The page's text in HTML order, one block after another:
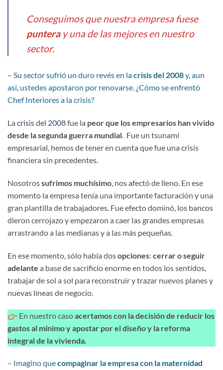
Conseguimos que nuestra empresa fuese
puntera y una de las mejores en nuestro
sector.
– Su sector sufrió un duro revés en lacrisis del 2008y, aun
así, ustedes apostaron por renovarse. ¿Cómo se enfrentó
Chef Interiores a la crisis?
La crisis del 2008fue la peor que los empresarios han vivido
desde la segunda guerra mundial. Fue un tsunami
empresarial, hemos de tener en cuenta que fue una crisis
financiera sin precedentes.
Nosotrossufrimos muchísimo, nos afectó de lleno. En ese
momento la empresa tenía una importante facturación y una
gran plantilla de trabajadores. Fue efecto dominó, los bancos
dieron cerrojazo y empezaron a caer las grandes empresas
arrastrando a las medianas y a las más pequeñas.
En ese momento, sólo había dosopciones: cerrar o seguir
adelante a base de sacrificio enorme en todos los sentidos,
trabajar de sol a sol para reconstruir y trazar nuevos planes y
nuevas líneas de negocio.
En nuestro casoacertamos con la decisión de reducir los
gastos al mínimo y apostar por el diseño y la reforma
integral de la vivienda.
– Imagino quecompaginar la empresa con la maternidad